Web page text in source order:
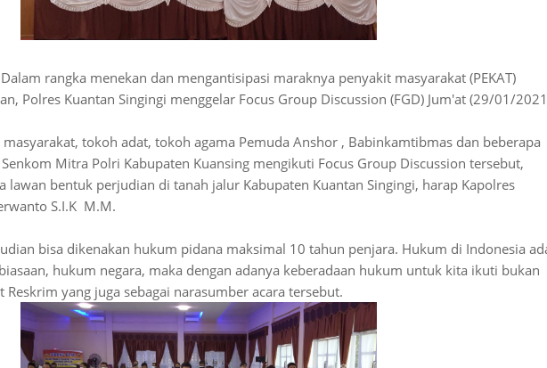
rangka menekan dan mengantisipasi maraknya penyakit masyarakat (PEKAT)
Polres Kuantan Singingi menggelar Focus Group Discussion (FGD) Jum'at (29/01/
tokoh adat, tokoh agama Pemuda Anshor , Babinkamtibmas dan beberapa
Mitra Polri Kabupaten Kuansing mengikuti Focus Group Discussion tersebut,
lawan bentuk perjudian di tanah jalur Kabupaten Kuantan Singingi, harap Kapolres
S.I.K M.M.
bisa dikenakan hukum pidana maksimal 10 tahun penjara. Hukum di Indonesia
hukum negara, maka dengan adanya keberadaan hukum untuk kita ikuti bukan
Reskrim yang juga sebagai narasumber acara tersebut.